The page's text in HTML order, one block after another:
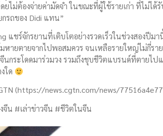
ดยไม่ต้องจ่ายค่ามัดจำ ในขณะที่ผู้ใช้รายเก่า ที่ไม่ไ
กรถของ Didi แทน”
แชร์จักรยานที่เติบโตอย่างรวดเร็วในช่วงสองปีม
หายตายจากไปพอสมควร จนเหลือรายใหญ่ไม่กี่ร
นกระโดดมาร่วมวง รวมถึงชุบชีวิตแบรนด์ที่ตายไป
ใด
(https://news.cgtn.com/news/
จีน #เล่าข่าวจีน #ชีวิตในจีน